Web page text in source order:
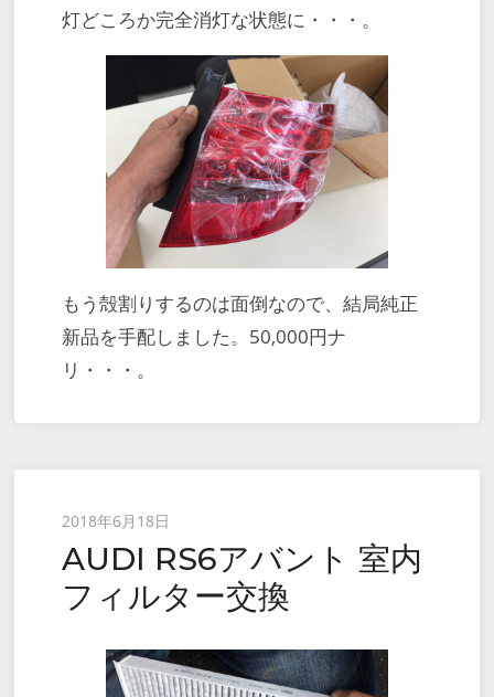
灯どころか完全消灯な状態に・・・。
もう殻割りするのは面倒なので、結局純正
新品を手配しました。50,000円ナ
リ・・・。
Posted
on
2018年6月18日
AUDI RS6アバント 室内
フィルター交換